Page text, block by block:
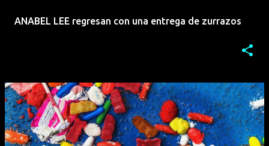
ANABEL LEE regresan con una entrega de zurrazos